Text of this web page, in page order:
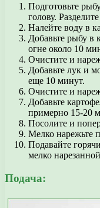
Подготовьте
голову.
Налейте воду в
Добавьте рыбу в
огне около 10
Очистите и
Добавьте лук и
еще 10 минут.
Очистите и
Добавьте
примерно 15-20
Посолите и
Мелко нарежьте
Подавайте
мелко
Подача: